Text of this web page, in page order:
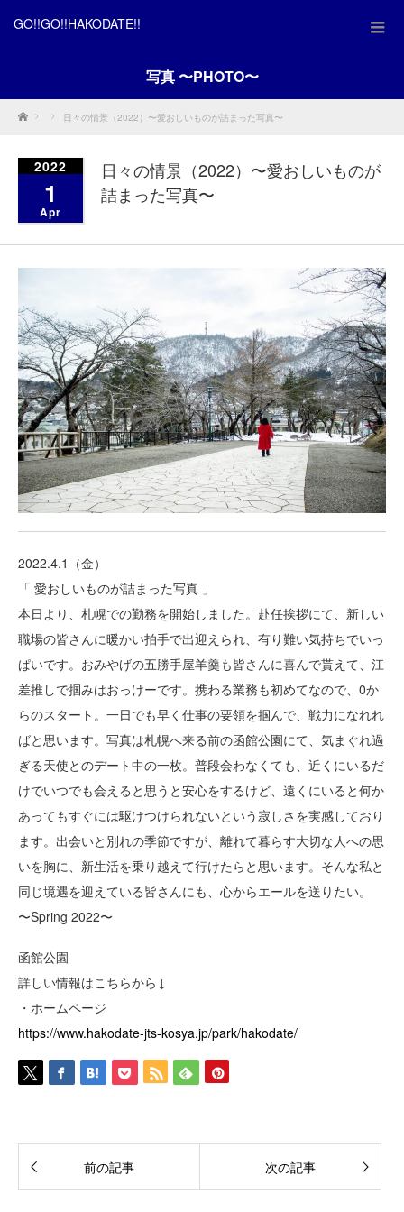
GO!!GO!!HAKODATE!!
写真 〜PHOTO〜
Home 日々の情景（2022）〜愛おしいものが詰まった写真〜
2022
1
Apr
日々の情景（2022）〜愛おしいものが
詰まった写真〜
2022.4.1（金）
「 愛おしいものが詰まった写真 」
本日より、札幌での勤務を開始しました。赴任挨拶にて、新しい
職場の皆さんに暖かい拍手で出迎えられ、有り難い気持ちでいっ
ぱいです。おみやげの五勝手屋羊羹も皆さんに喜んで貰えて、江
差推しで掴みはおっけーです。携わる業務も初めてなので、0か
らのスタート。一日でも早く仕事の要領を掴んで、戦力になれれ
ばと思います。写真は札幌へ来る前の函館公園にて、気まぐれ過
ぎる天使とのデート中の一枚。普段会わなくても、近くにいるだ
けでいつでも会えると思うと安心をするけど、遠くにいると何か
あってもすぐには駆けつけられないという寂しさを実感しており
ます。出会いと別れの季節ですが、離れて暮らす大切な人への思
いを胸に、新生活を乗り越えて行けたらと思います。そんな私と
同じ境遇を迎えている皆さんにも、心からエールを送りたい。
〜Spring 2022〜
函館公園
詳しい情報はこちらから↓
・ホームページ
https://www.hakodate-jts-kosya.jp/park/hakodate/
前の記事 次の記事